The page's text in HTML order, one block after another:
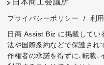
プライバシーポリシー / 利
日商 Assist Biz に掲載してい
法や国際条約などで保護され
作権者の承諾を得ずに、転載